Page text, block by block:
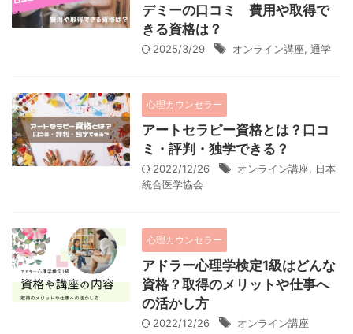
デミーの口コミ 費用や取得で
きる資格は？
2025/3/29 オンライン講座, 通学
心理カウンセラー
アートセラピー資格とは？口コ
ミ・評判・独学できる？
2022/12/26 オンライン講座, 日本
統合医学協会
心理カウンセラー
アドラー心理学検定1級はどんな
資格？取得のメリットや仕事へ
の活かし方
2022/12/26 オンライン講座